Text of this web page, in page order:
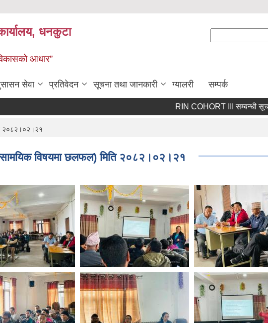
धनकुटा
आधार”
सेवा प्रतिवेदन सूचना तथा जानकारी ग्यालरी सम्पर्क
RIN COHORT III सम्बन्धी सूचना ।
२०८२।०२।२१
विषयमा छलफल) मिति २०८२।०२।२१